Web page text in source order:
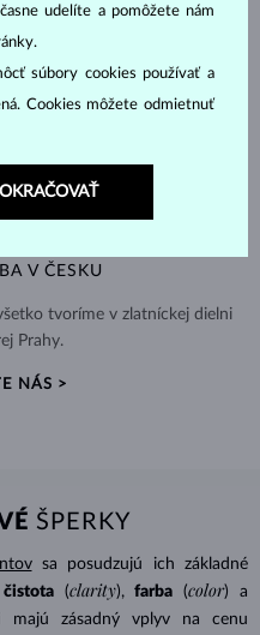
V ČESKU
tvoríme v zlatníckej dielni
Prahy.
NÁS >
ŠPERKY
sa posudzujú ich základné
čistota (clarity), farba (color) a
majú zásadný vplyv na cenu
udelíte a pomôžete nám
súbory cookies používať a
Cookies môžete odmietnuť